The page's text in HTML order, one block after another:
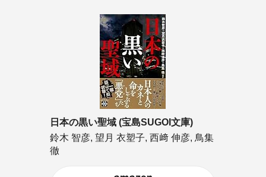
日本の黒い聖域 (宝島SUGOI文庫)
鈴木 智彦, 望月 衣塑子, 西﨑 伸彦, 鳥集
徹